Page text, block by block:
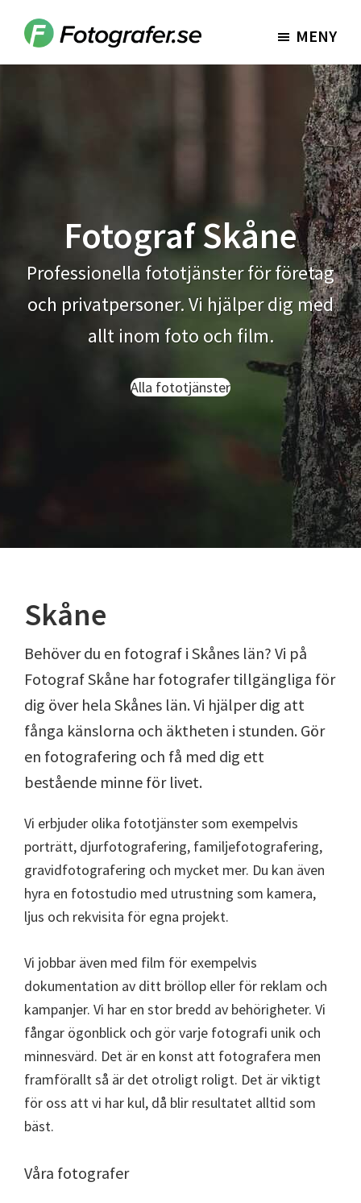
Fotografer.se MENY
Fotograf Skåne
Professionella fototjänster för företag
och privatpersoner. Vi hjälper dig med
allt inom foto och film.
Alla fototjänster
Skåne
Behöver du en fotograf i Skånes län? Vi på
Fotograf Skåne har fotografer tillgängliga för
dig över hela Skånes län. Vi hjälper dig att
fånga känslorna och äktheten i stunden. Gör
en fotografering och få med dig ett
bestående minne för livet.
Vi erbjuder olika fototjänster som exempelvis
porträtt, djurfotografering, familjefotografering,
gravidfotografering och mycket mer. Du kan även
hyra en fotostudio med utrustning som kamera,
ljus och rekvisita för egna projekt.
Vi jobbar även med film för exempelvis
dokumentation av ditt bröllop eller för reklam och
kampanjer. Vi har en stor bredd av behörigheter. Vi
fångar ögonblick och gör varje fotografi unik och
minnesvärd. Det är en konst att fotografera men
framförallt så är det otroligt roligt. Det är viktigt
för oss att vi har kul, då blir resultatet alltid som
bäst.
Våra fotografer